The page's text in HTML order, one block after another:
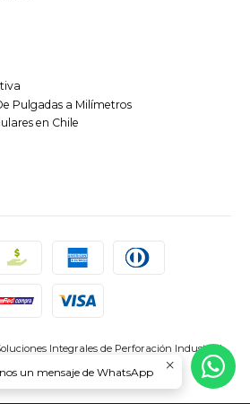
Pulgadas a Milímetros
en Chile
Integrales de Perforación Industrial
Desarrollado por Jumpseller
un mensaje de WhatsApp